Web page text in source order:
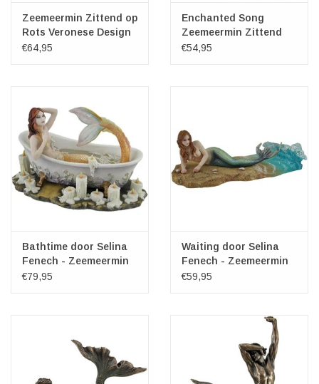
Aanbiedingen
Zeemeermin Zittend op
Rots Veronese Design
€64,95
Enchanted Song
Zeemeermin Zittend
Veronese Design
€54,95
Bathtime door Selina
Fenech - Zeemeermin
in een Badkuip
€79,95
Waiting door Selina
Fenech - Zeemeermin
Liggend op het
€59,95